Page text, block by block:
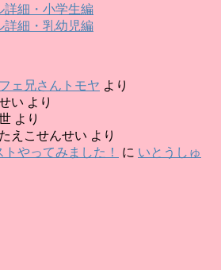
詳細・小学生編
詳細・乳幼児編
ェ兄さんトモヤ より
い より
より
たえこせんせい より
やってみました！
に いとうしゅ